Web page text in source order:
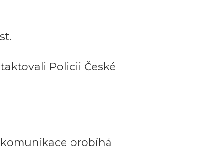
Policii České
probíhá